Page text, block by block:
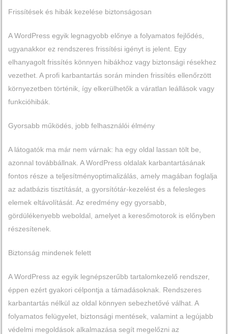
Frissítések és hibák kezelése biztonságosan
A WordPress egyik legnagyobb előnye a folyamatos fejlődés,
ugyanakkor ez rendszeres frissítési igényt is jelent. Egy
elhanyagolt frissítés könnyen hibákhoz vagy biztonsági résekhez
vezethet. A profi karbantartás során minden frissítés ellenőrzött
környezetben történik, így elkerülhetők a váratlan leállások vagy
funkcióhibák.
Gyorsabb működés, jobb felhasználói élmény
A látogatók ma már nem várnak: ha egy oldal lassan tölt be,
azonnal továbbállnak. A WordPress oldalak karbantartásának
fontos része a teljesítményoptimalizálás, amely magában foglalja
az adatbázis tisztítását, a gyorsítótár-kezelést és a felesleges
elemek eltávolítását. Az eredmény egy gyorsabb,
gördülékenyebb weboldal, amelyet a keresőmotorok is előnyben
részesítenek.
Biztonság mindenek felett
A WordPress az egyik legnépszerűbb tartalomkezelő rendszer,
éppen ezért gyakori célpontja a támadásoknak. Rendszeres
karbantartás nélkül az oldal könnyen sebezhetővé válhat. A
folyamatos felügyelet, biztonsági mentések, valamint a legújabb
védelmi megoldások alkalmazása segít megelőzni az